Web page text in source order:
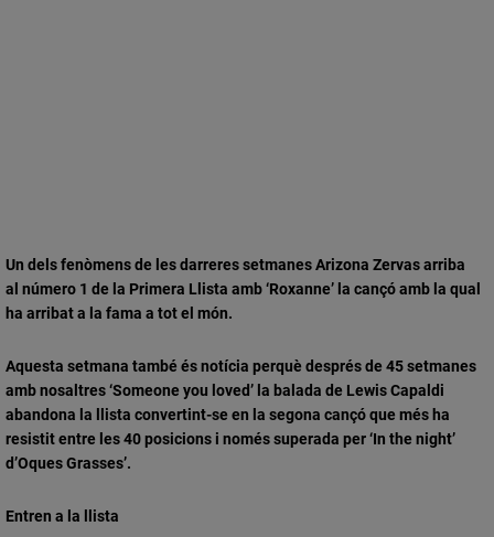
Un dels fenòmens de les darreres setmanesArizona Zervasarriba
al número 1 de la Primera Llista amb‘Roxanne’ la cançó amb la qual
ha arribat a la fama a tot el món.
Aquesta setmana també és notícia perquè després de 45 setmanes
amb nosaltres ‘Someone you loved’ la balada de Lewis Capaldi
abandona la llista convertint-se en la segona cançó que més ha
resistit entre les 40 posicions i només superada per ‘In the night’
d’Oques Grasses’.
Entren a la llista